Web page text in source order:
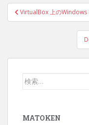
投
稿
ゲ
VirtualBox 上のWindows
検
MATOKEN